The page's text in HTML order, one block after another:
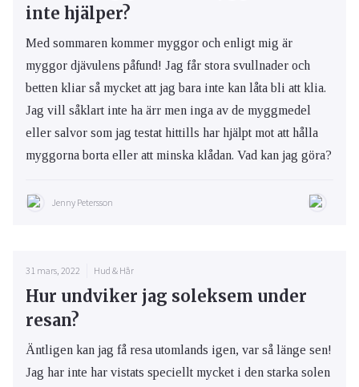
inte hjälper?
Med sommaren kommer myggor och enligt mig är
myggor djävulens påfund! Jag får stora svullnader och
betten kliar så mycket att jag bara inte kan låta bli att klia.
Jag vill såklart inte ha ärr men inga av de myggmedel
eller salvor som jag testat hittills har hjälpt mot att hålla
myggorna borta eller att minska klådan. Vad kan jag göra?
Jenny Petersson
31 mars, 2022 Hud & Hår
Hur undviker jag soleksem under
resan?
Äntligen kan jag få resa utomlands igen, var så länge sen!
Jag har inte har vistats speciellt mycket i den starka solen